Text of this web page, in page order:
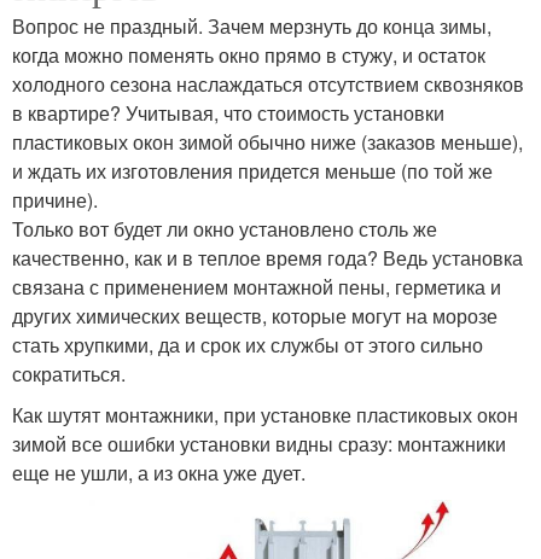
Вопрос не праздный. Зачем мерзнуть до конца зимы,
когда можно поменять окно прямо в стужу, и остаток
холодного сезона наслаждаться отсутствием сквозняков
в квартире? Учитывая, что стоимость установки
пластиковых окон зимой обычно ниже (заказов меньше),
и ждать их изготовления придется меньше (по той же
причине).
Только вот будет ли окно установлено столь же
качественно, как и в теплое время года? Ведь установка
связана с применением монтажной пены, герметика и
других химических веществ, которые могут на морозе
стать хрупкими, да и срок их службы от этого сильно
сократиться.
Как шутят монтажники, при установке пластиковых окон
зимой все ошибки установки видны сразу: монтажники
еще не ушли, а из окна уже дует.